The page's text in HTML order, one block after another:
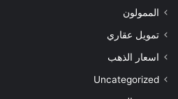
الممولون
تمويل عقاري
اسعار الذهب
Uncategorized